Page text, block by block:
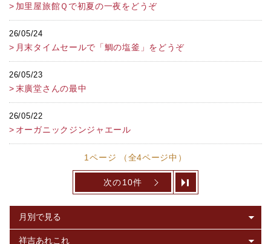
加里屋旅館Ｑで初夏の一夜をどうぞ
26/05/24
月末タイムセールで「鯛の塩釜」をどうぞ
26/05/23
末廣堂さんの最中
26/05/22
オーガニックジンジャエール
1ページ （全4ページ中）
次の10件